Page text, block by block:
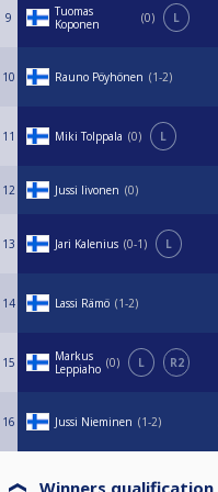
9
Tuomas
Koponen
0 L
10 Rauno Pöyhönen 1-2
11 Miki Tolppala 0 L
12 Jussi Iivonen 0
13 Jari Kalenius 0-1 L
14 Lassi Rämö 1-2
15
Markus
Leppiaho 0 L R2
16 Jussi Nieminen 1-2